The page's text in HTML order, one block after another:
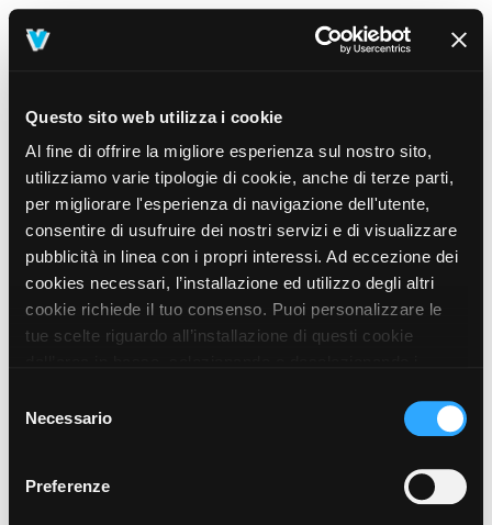
Questo sito web utilizza i cookie
Al fine di offrire la migliore esperienza sul nostro sito,
utilizziamo varie tipologie di cookie, anche di terze parti,
per migliorare l'esperienza di navigazione dell'utente,
consentire di usufruire dei nostri servizi e di visualizzare
pubblicità in linea con i propri interessi. Ad eccezione dei
cookies necessari, l’installazione ed utilizzo degli altri
cookie richiede il tuo consenso. Puoi personalizzare le
tue scelte riguardo all’installazione di questi cookie
prosegui” o decidere di accettare tutti i cookie, cliccando
sul pulsante “Accetta tutti i cookie”. Cliccando sul tasto
unicamente i cookie necessari alla navigazione. Per
delNecessario
Preferenze
404